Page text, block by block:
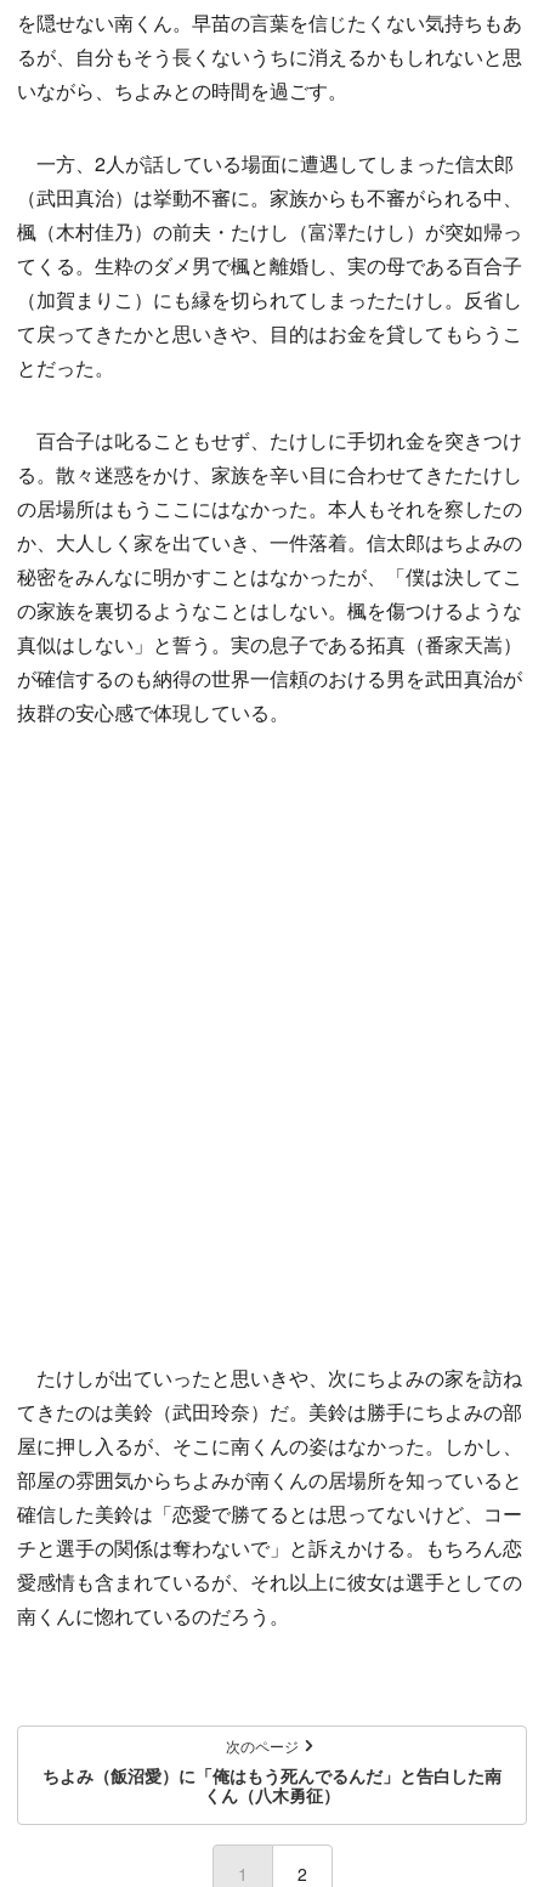
を隠せない南くん。早苗の言葉を信じたくない気持ちもあ
るが、自分もそう長くないうちに消えるかもしれないと思
いながら、ちよみとの時間を過ごす。
一方、2人が話している場面に遭遇してしまった信太郎
（武田真治）は挙動不審に。家族からも不審がられる中、
楓（木村佳乃）の前夫・たけし（富澤たけし）が突如帰っ
てくる。生粋のダメ男で楓と離婚し、実の母である百合子
（加賀まりこ）にも縁を切られてしまったたけし。反省し
て戻ってきたかと思いきや、目的はお金を貸してもらうこ
とだった。
百合子は叱ることもせず、たけしに手切れ金を突きつけ
る。散々迷惑をかけ、家族を辛い目に合わせてきたたけし
の居場所はもうここにはなかった。本人もそれを察したの
か、大人しく家を出ていき、一件落着。信太郎はちよみの
秘密をみんなに明かすことはなかったが、「僕は決してこ
の家族を裏切るようなことはしない。楓を傷つけるような
真似はしない」と誓う。実の息子である拓真（番家天嵩）
が確信するのも納得の世界一信頼のおける男を武田真治が
抜群の安心感で体現している。
たけしが出ていったと思いきや、次にちよみの家を訪ね
てきたのは美鈴（武田玲奈）だ。美鈴は勝手にちよみの部
屋に押し入るが、そこに南くんの姿はなかった。しかし、
部屋の雰囲気からちよみが南くんの居場所を知っていると
確信した美鈴は「恋愛で勝てるとは思ってないけど、コー
チと選手の関係は奪わないで」と訴えかける。もちろん恋
愛感情も含まれているが、それ以上に彼女は選手としての
南くんに惚れているのだろう。
次のページ
ちよみ（飯沼愛）に「俺はもう死んでるんだ」と告白した南
くん（八木勇征）
1 (current)
2